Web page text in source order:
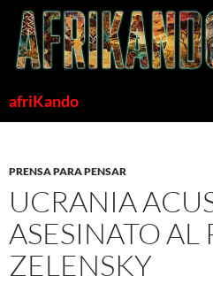
Saltar
contenido
afriKando
PRENSA PARA PENSAR
UCRANIA
ASESINATO
ZELENSKY